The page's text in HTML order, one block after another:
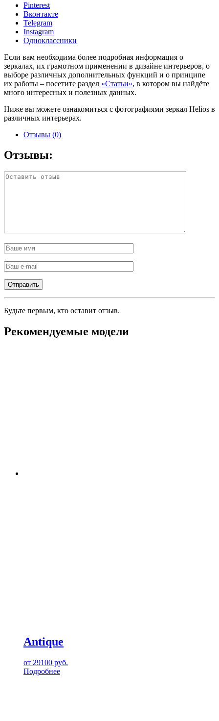
Pinterest
Вконтакте
Telegram
Instagram
Одноклассники
Если вам необходима более подробная информация о
зеркалах, их грамотном применении в дизайне интерьеров, о
выборе различных дополнительных функций и о принципе
их работы – посетите раздел «Статьи», в котором вы найдёте
много интересных и полезных данных.
Ниже вы можете ознакомиться с фотографиями зеркал Helios в
различных интерьерах.
Отзывы (0)
Отзывы:
Будьте первым, кто оставит отзыв.
Рекомендуемые модели
Antique
от 29100 руб.
Подробнее